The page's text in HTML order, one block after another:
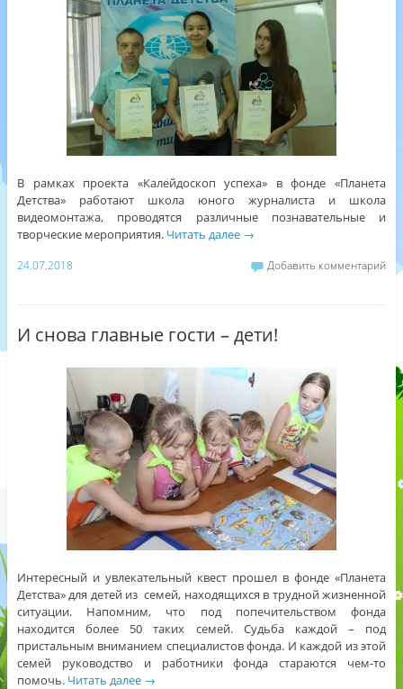
В рамках проекта «Калейдоскоп успеха» в фонде «Планета
Детства» работают школа юного журналиста и школа
видеомонтажа, проводятся различные познавательные и
творческие мероприятия. Читать далее →
24.07.2018 Добавить комментарий
И снова главные гости – дети!
Интересный и увлекательный квест прошел в фонде «Планета
Детства» для детей из семей, находящихся в трудной жизненной
ситуации. Напомним, что под попечительством фонда
находится более 50 таких семей. Судьба каждой – под
пристальным вниманием специалистов фонда. И каждой из этой
семей руководство и работники фонда стараются чем-то
помочь. Читать далее →